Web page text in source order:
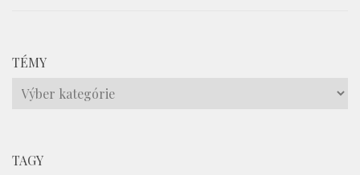
TÉMY
Témy
TAGY